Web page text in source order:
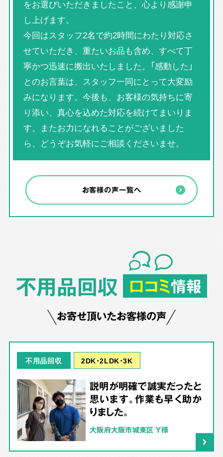
をお選びいただきましたこと、心より感謝申
し上げます。
今回はスタッフ2名で約2時間にわたり対応さ
せていただき、重たいお品も含め、すべて丁
寧かつ迅速に搬出いたしました。「感動した」
とのお言葉は、スタッフ一同にとって大変励
みになります。今後も、お客様の気持ちに寄
り添い、真心を込めた対応を続けてまいりま
す。またお力になれることがございました
ら、どうぞお気軽にご相談くださいませ。
お客様の声一覧へ
不用品回収 口コミ情報
お寄せ頂いたお客様の声
不用品回収 2DK･2LDK･3K
説明が明確で誠実だったと
思います。作業も早く助か
りました。
大阪府大阪市城東区 Y様